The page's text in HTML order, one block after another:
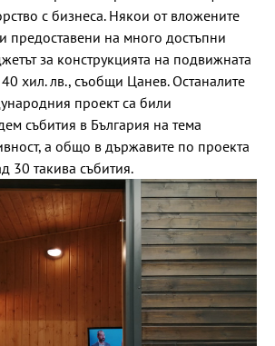
с бизнеса. Някои от вложените
предоставени на много достъпни
за конструкцията на подвижната
хил. лв., съобщи Цанев. Останалите
проект са били
събития в България на тема
а общо в държавите по проекта
30 такива събития.